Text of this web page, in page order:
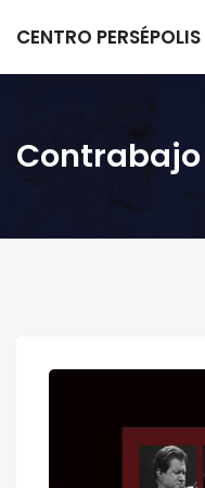
CENTRO PERSÉPOLIS
Contrabajo